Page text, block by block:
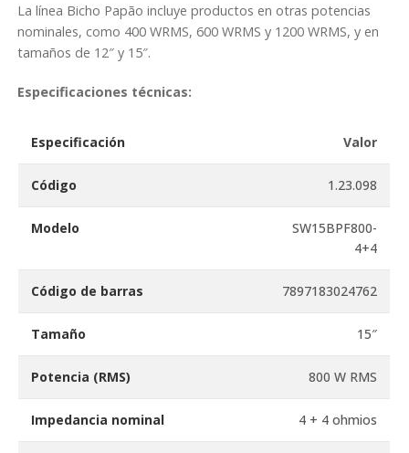
La línea Bicho Papão incluye productos en otras potencias
nominales, como 400 WRMS, 600 WRMS y 1200 WRMS, y en
tamaños de 12″ y 15″.
Especificaciones técnicas:
Especificación Valor
Código 1.23.098
Modelo
SW15BPF800-
4+4
Código de barras 7897183024762
Tamaño 15″
Potencia (RMS) 800 W RMS
Impedancia nominal 4 + 4 ohmios